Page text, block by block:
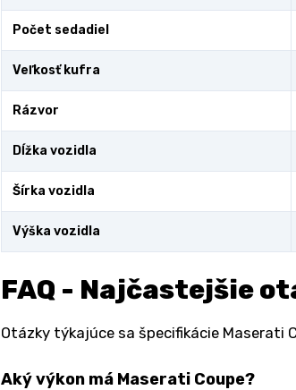
Počet sedadiel
Veľkosť kufra
Rázvor
Dĺžka vozidla
Šírka vozidla
Výška vozidla
FAQ - Najčastejšie
Otázky týkajúce sa špecifikácie Maserati
Aký výkon má Maserati Coupe?